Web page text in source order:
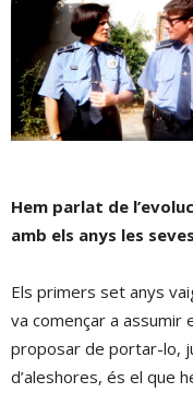
Hem parlat de
amb els anys les
Els primers set anys
va començar a assumir
proposar de portar-lo,
d’aleshores, és el que